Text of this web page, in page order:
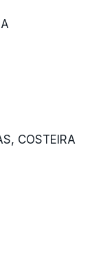
COSTEIRA